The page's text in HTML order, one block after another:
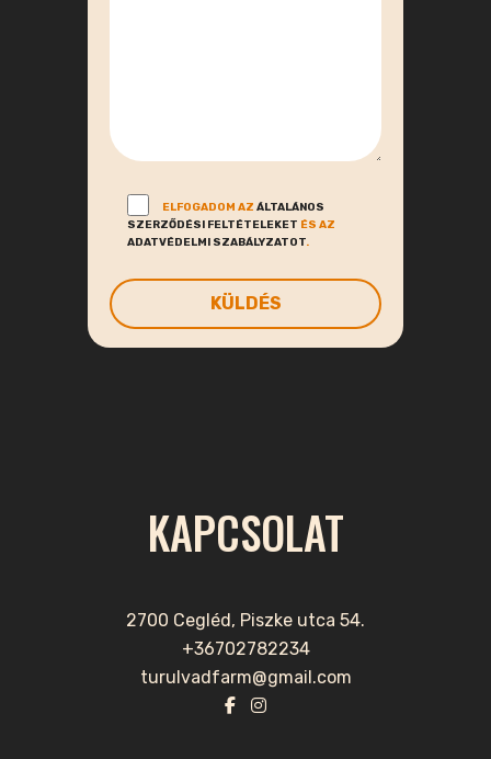
ELFOGADOM AZ ÁLTALÁNOS
SZERZŐDÉSI FELTÉTELEKET ÉS AZ
ADATVÉDELMI SZABÁLYZATOT.
KAPCSOLAT
2700 Cegléd, Piszke utca 54.
+36702782234
turulvadfarm@gmail.com